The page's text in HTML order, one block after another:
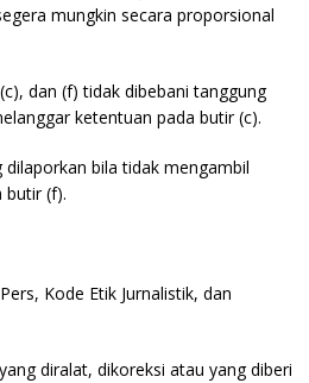
mungkin secara proporsional
dan (f) tidak dibebani tanggung
ketentuan pada butir (c).
bila tidak mengambil
butir (f).
Kode Etik Jurnalistik, dan
diralat, dikoreksi atau yang diberi